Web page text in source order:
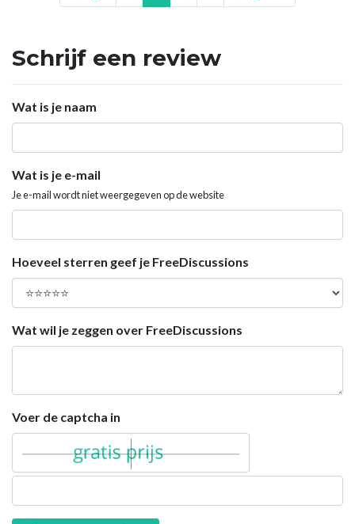
Schrijf een review
Wat is je naam
Wat is je e-mail
Je e-mail wordt niet weergegeven op de website
Hoeveel sterren geef je FreeDiscussions
Wat wil je zeggen over FreeDiscussions
Voer de captcha in